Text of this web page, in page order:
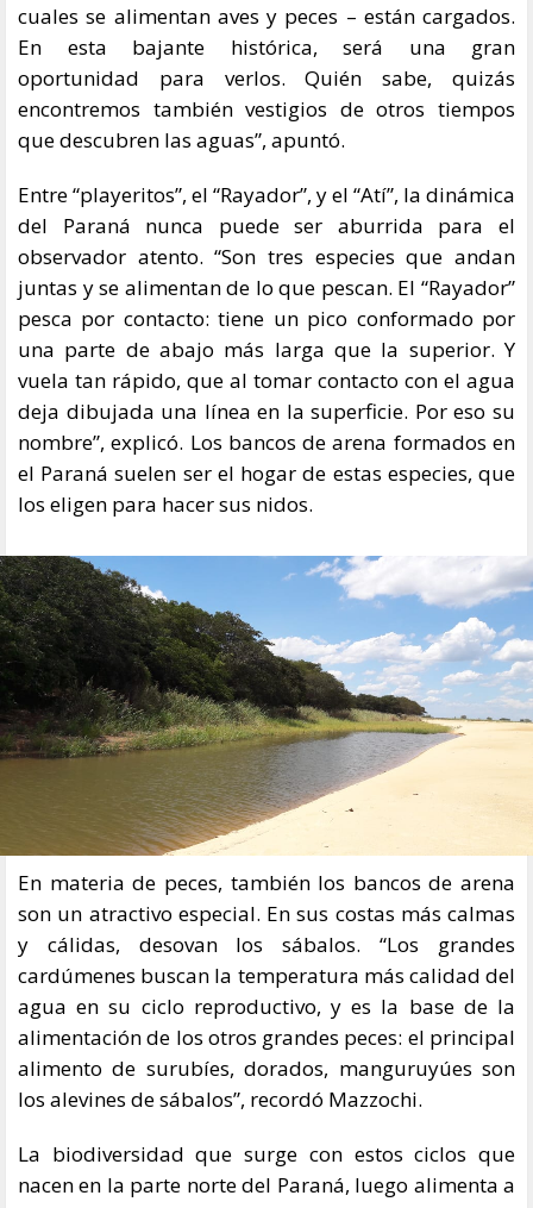
cuales se alimentan aves y peces – están cargados.
En esta bajante histórica, será una gran
oportunidad para verlos. Quién sabe, quizás
encontremos también vestigios de otros tiempos
que descubren las aguas”, apuntó.
Entre “playeritos”, el “Rayador”, y el “Atí”, la dinámica
del Paraná nunca puede ser aburrida para el
observador atento. “Son tres especies que andan
juntas y se alimentan de lo que pescan. El “Rayador”
pesca por contacto: tiene un pico conformado por
una parte de abajo más larga que la superior. Y
vuela tan rápido, que al tomar contacto con el agua
deja dibujada una línea en la superficie. Por eso su
nombre”, explicó. Los bancos de arena formados en
el Paraná suelen ser el hogar de estas especies, que
los eligen para hacer sus nidos.
En materia de peces, también los bancos de arena
son un atractivo especial. En sus costas más calmas
y cálidas, desovan los sábalos. “Los grandes
cardúmenes buscan la temperatura más calidad del
agua en su ciclo reproductivo, y es la base de la
alimentación de los otros grandes peces: el principal
alimento de surubíes, dorados, manguruyúes son
los alevines de sábalos”, recordó Mazzochi.
La biodiversidad que surge con estos ciclos que
nacen en la parte norte del Paraná, luego alimenta a